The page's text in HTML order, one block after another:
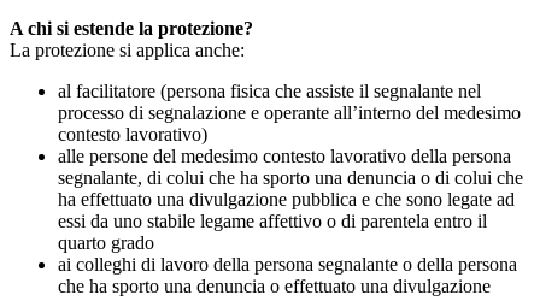
A chi si estende la protezione?
La protezione si applica anche:
al facilitatore (persona fisica che assiste il segnalante nel
processo di segnalazione e operante all’interno del medesimo
contesto lavorativo)
alle persone del medesimo contesto lavorativo della persona
segnalante, di colui che ha sporto una denuncia o di colui che
ha effettuato una divulgazione pubblica e che sono legate ad
essi da uno stabile legame affettivo o di parentela entro il
quarto grado
ai colleghi di lavoro della persona segnalante o della persona
che ha sporto una denuncia o effettuato una divulgazione